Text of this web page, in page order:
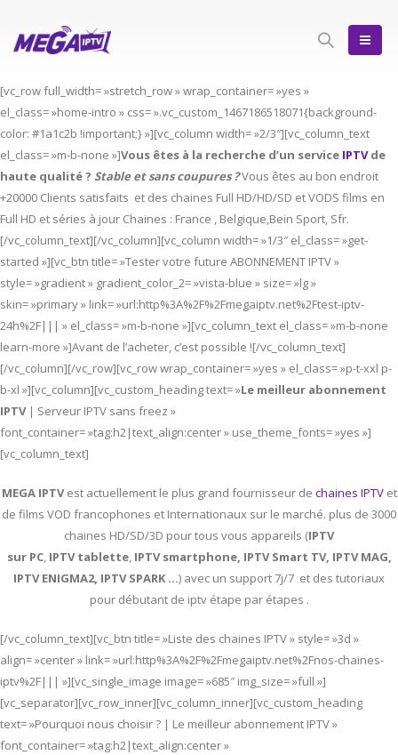
[vc_row full_width= »stretch_row » wrap_container= »yes »
el_class= »home-intro » css= ».vc_custom_1467186518071{background-
color: #1a1c2b !important;} »][vc_column width= »2/3″][vc_column_text
el_class= »m-b-none »]Vous êtes à la recherche d’un service IPTVde
haute qualité ? Stable et sans coupures ?Vous êtes au bon endroit
+20000 Clients satisfaits et des chaines Full HD/HD/SD et VODS films en
Full HD et séries à jour Chaines : France , Belgique,Bein Sport, Sfr.
[/vc_column_text][/vc_column][vc_column width= »1/3″ el_class= »get-
started »][vc_btn title= »Tester votre future ABONNEMENT IPTV »
style= »gradient » gradient_color_2= »vista-blue » size= »lg »
skin= »primary » link= »url:http%3A%2F%2Fmegaiptv.net%2Ftest-iptv-
24h%2F||| » el_class= »m-b-none »][vc_column_text el_class= »m-b-none
learn-more »]Avant de l’acheter, c’est possible ![/vc_column_text]
[/vc_column][/vc_row][vc_row wrap_container= »yes » el_class= »p-t-xxl p-
b-xl »][vc_column][vc_custom_heading text= »Le meilleur abonnement
IPTV | Serveur IPTV sans freez »
font_container= »tag:h2|text_align:center » use_theme_fonts= »yes »]
[vc_column_text]
MEGA IPTVest actuellement le plus grand fournisseur de chaines IPTVet
de films VOD francophones et Internationaux sur le marché. plus de 3000
chaines HD/SD/3D pour tous vous appareils (IPTV
sur PC, IPTVtablette, IPTVsmartphone, IPTV Smart TV, IPTV MAG,
IPTV ENIGMA2, IPTV SPARK …) avec un support 7j/7 et des tutoriaux
pour débutant de iptv étape par étapes .
[/vc_column_text][vc_btn title= »Liste des chaines IPTV » style= »3d »
align= »center » link= »url:http%3A%2F%2Fmegaiptv.net%2Fnos-chaines-
iptv%2F||| »][vc_single_image image= »685″ img_size= »full »]
[vc_separator][vc_row_inner][vc_column_inner][vc_custom_heading
text= »Pourquoi nous choisir ? | Le meilleur abonnement IPTV »
font_container= »tag:h2|text_align:center »